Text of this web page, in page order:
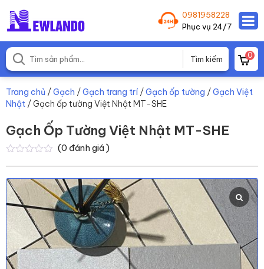
0981958228
Phục vụ 24/7
0
Trang chủ /Gạch /Gạch trang trí/Gạch ốp tường /Gạch Việt
Nhật / Gạch ốp tường Việt Nhật MT-SHE
Gạch Ốp Tường Việt Nhật MT-SHE
5
dựa
trên
đánh
giá
(0 đánh giá )